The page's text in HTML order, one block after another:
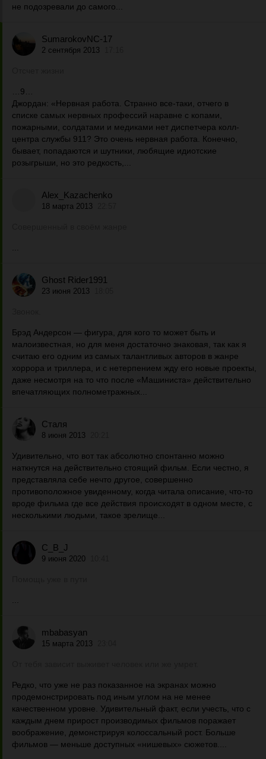
не подозревали до самого...
SumarokovNC-17
2 сентября 2013
…9…
Джордан: «Нервная работа. Странно все-таки, отчего в
списке самых нервных профессий наравне с копами,
пожарными, солдатами и медиками нет диспетчера колл-
центра службы 911? Это очень нервная работа. Конечно,
бывает, попадаются и шутники, любящие идиотские
розыгрыши, но это редкость,...
Alex_Kazachenko
18 марта 2013
Ghost Rider1991
23 июня 2013
Брэд Андерсон — фигура, для кого то может быть и
малоизвестная, но для меня достаточно знаковая, так как я
считаю его одним из самых талантливых авторов в жанре
хоррора и триллера, и с нетерпением жду его новые проекты,
даже несмотря на то что после «Машиниста» действительно
впечатляющих полнометражных...
Сталя
8 июня 2013
Удивительно, что вот так абсолютно спонтанно можно
наткнутся на действительно стоящий фильм. Если честно, я
представляла себе нечто другое, совершенно
противоположное увиденному, когда читала описание, что-то
вроде фильма где все действия происходят в одном месте, с
несколькими людьми, такое зрелище...
C_B_J
9 июня 2020
mbabasyan
15 марта 2013
Редко, что уже не раз показанное на экранах можно
продемонстрировать под иным углом на не менее
качественном уровне. Удивительный факт, если учесть, что с
каждым днем прирост производимых фильмов поражает
воображение, демонстрируя колоссальный рост. Больше
фильмов — меньше доступных «нишевых» сюжетов....